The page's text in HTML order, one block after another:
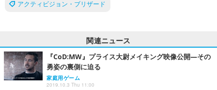
アクティビジョン・ブリザード
関連ニュース
『CoD:MW』プライス大尉メイキング映像公開―その
勇姿の裏側に迫る
家庭用ゲーム
2019.10.3 Thu 11:00